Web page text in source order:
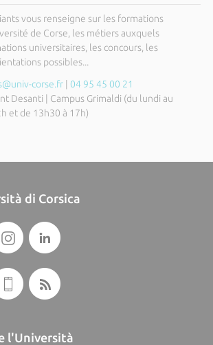
vous renseigne sur les formations
de Corse, les métiers auxquels
universitaires, les concours, les
possibles...
corse.fr| 04 95 45 00 21
Desanti | Campus Grimaldi (du lundi au
et de 13h30 à 17h)
di Corsica
l'Università